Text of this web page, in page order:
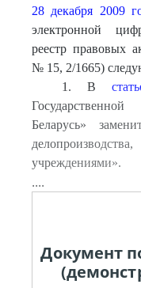
28 декабря 2009
электронной
реестр правовых
№ 15, 2/1665)
1. В
Беларусь»
учреждениями».
....
Документ